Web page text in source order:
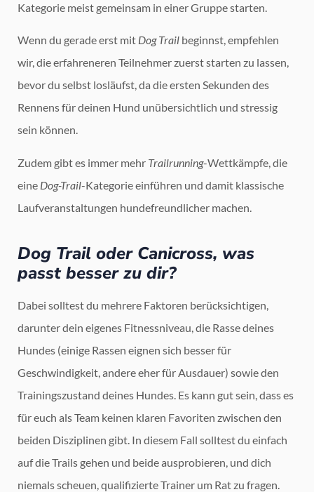
Kategorie meist gemeinsam in einer Gruppe starten.
Wenn du gerade erst mit Dog Trail beginnst, empfehlen
wir, die erfahreneren Teilnehmer zuerst starten zu lassen,
bevor du selbst losläufst, da die ersten Sekunden des
Rennens für deinen Hund unübersichtlich und stressig
sein können.
Zudem gibt es immer mehr Trailrunning-Wettkämpfe, die
eine Dog-Trail-Kategorie einführen und damit klassische
Laufveranstaltungen hundefreundlicher machen.
Dog Trail oder Canicross, was
passt besser zu dir?
Dabei solltest du mehrere Faktoren berücksichtigen,
darunter dein eigenes Fitnessniveau, die Rasse deines
Hundes (einige Rassen eignen sich besser für
Geschwindigkeit, andere eher für Ausdauer) sowie den
Trainingszustand deines Hundes. Es kann gut sein, dass es
für euch als Team keinen klaren Favoriten zwischen den
beiden Disziplinen gibt. In diesem Fall solltest du einfach
auf die Trails gehen und beide ausprobieren, und dich
niemals scheuen, qualifizierte Trainer um Rat zu fragen.